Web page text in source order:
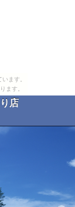
ます。
ます。
店